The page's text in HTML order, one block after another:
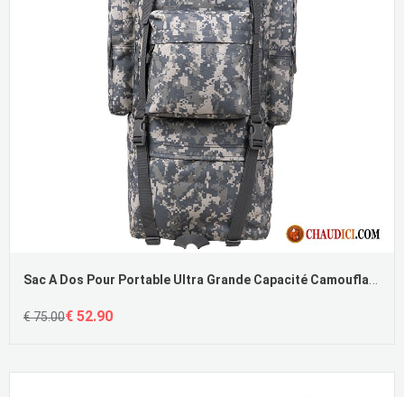
Sac A Dos Pour Portable Ultra Grande Capacité Camouflage De Plein Air Randonnée
€ 75.00€ 52.90